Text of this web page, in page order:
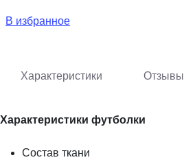
В избранное
Характеристики Отзывы
Характеристики футболки
Состав ткани